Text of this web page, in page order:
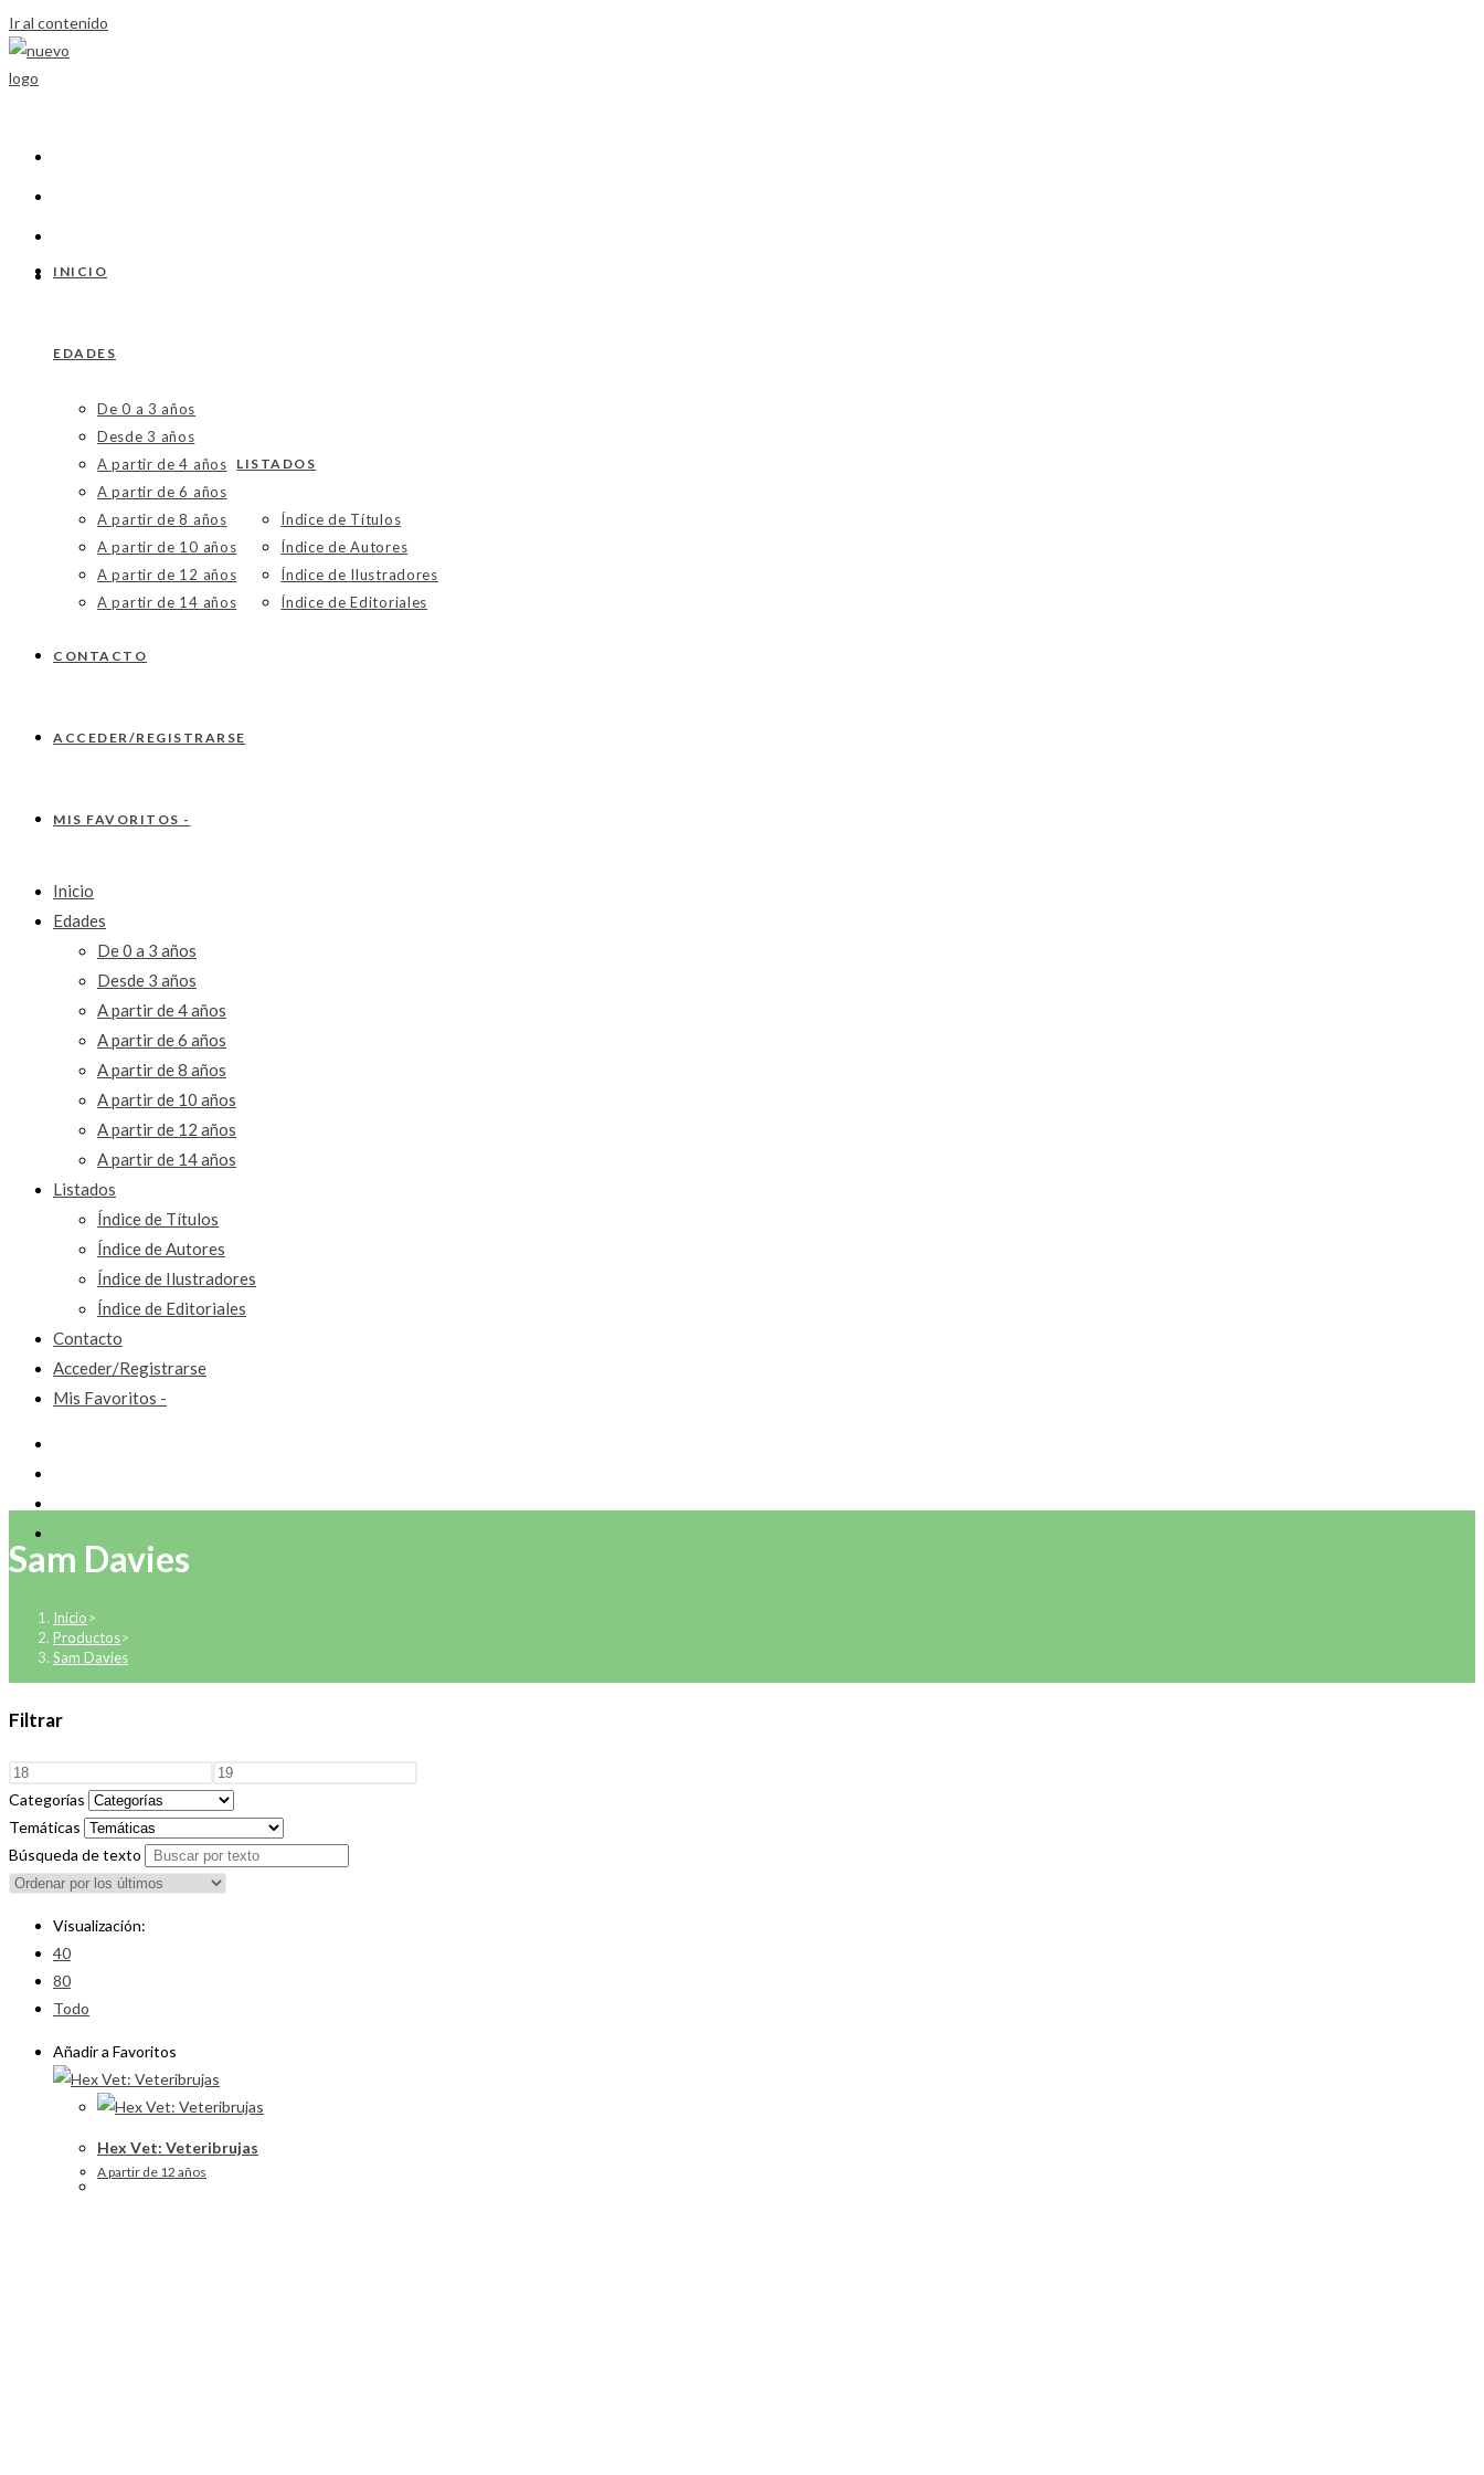
Ir al contenido
INICIO
EDADES
De 0 a 3 años
Desde 3 años
A partir de 4 años
A partir de 6 años
A partir de 8 años
A partir de 10 años
A partir de 12 años
A partir de 14 años
LISTADOS
Índice de Títulos
Índice de Autores
Índice de Ilustradores
Índice de Editoriales
CONTACTO
ACCEDER/REGISTRARSE
MIS FAVORITOS -
Inicio
Edades
De 0 a 3 años
Desde 3 años
A partir de 4 años
A partir de 6 años
A partir de 8 años
A partir de 10 años
A partir de 12 años
A partir de 14 años
Listados
Índice de Títulos
Índice de Autores
Índice de Ilustradores
Índice de Editoriales
Contacto
Acceder/Registrarse
Mis Favoritos -
Sam Davies
Inicio>
Productos>
Sam Davies
Filtrar
Categorías
Temáticas
Búsqueda de texto
Visualización:
40
80
Todo
Añadir a Favoritos
Hex Vet: Veteribrujas
A partir de 12 años